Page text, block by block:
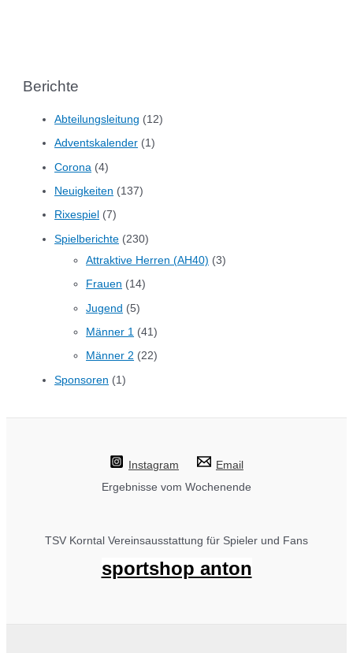
Berichte
Abteilungsleitung (12)
Adventskalender (1)
Corona (4)
Neuigkeiten (137)
Rixespiel (7)
Spielberichte (230)
Attraktive Herren (AH40) (3)
Frauen (14)
Jugend (5)
Männer 1 (41)
Männer 2 (22)
Sponsoren (1)
Instagram
Email
Ergebnisse vom Wochenende
TSV Korntal Vereinsausstattung für Spieler und Fans
sportshop anton